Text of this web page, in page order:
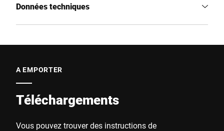
Données techniques
A EMPORTER
Téléchargements
Vous pouvez trouver des instructions de